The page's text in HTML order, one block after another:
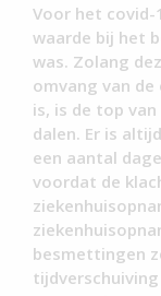
Voor het covid-
waarde bij het
was. Zolang
omvang van de
is, is de top
dalen. Er is
een aantal
voordat de
besmettingen